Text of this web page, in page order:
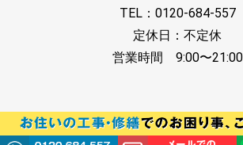
TEL：0120-684-557
定休日：不定休
営業時間 9:00〜21:00